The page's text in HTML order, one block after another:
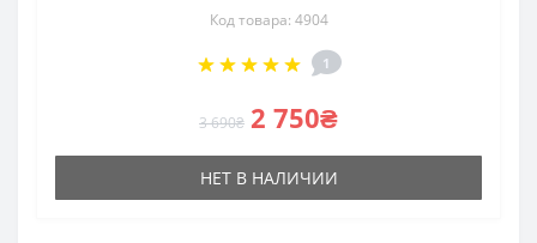
Код товара: 4904
1
3 690₴ 2 750₴
НЕТ В НАЛИЧИИ